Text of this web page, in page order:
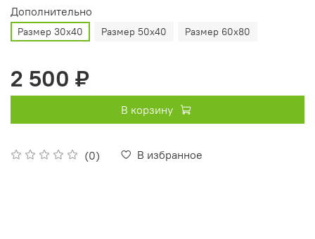
(0) В избранное
Дополнительно
Размер 30х40 Размер 50х40 Размер 60х80
2 500 ₽
В корзину